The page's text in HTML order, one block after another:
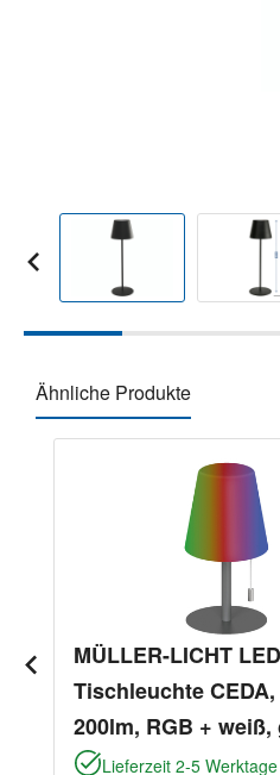
Ähnliche Produkte
Produktgalerie
MÜLLER-LICHT
Tischleuchte CEDA,
200lm, RGB + weiß,
Lieferzeit 2-5 Werktage